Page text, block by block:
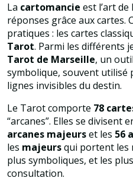
La cartomancie est l’art de
réponses grâce aux cartes.
pratiques : les cartes
Tarot. Parmi les différents
Tarot de Marseille, un
symbolique, souvent utilisé
lignes invisibles du destin.
Le Tarot comporte 78
“arcanes”. Elles se divisent
arcanes majeurset les 56
les majeursqui portent les
plus symboliques, et les
consultation.